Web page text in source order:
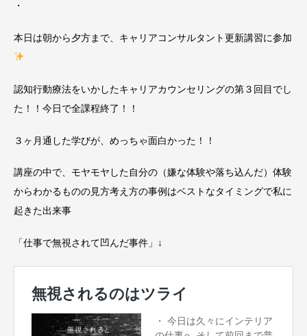
・
本日は朝から夕方まで、キャリアコンサルタント更新講習に参加
認知行動療法をいかしたキャリアカウンセリングの第３回目でし
た！！今日で全課程終了！！
３ヶ月通した学びが、めっちゃ面白かった！！
講座の中で、モヤモヤした自分の（嫌な体験や落ち込んだ）体験
からわかるものの見方考え方の事例はベストなタイミングで私に
起きた出来事
「仕事で無視されて凹んだ事件」↓